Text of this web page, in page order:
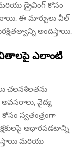
డ్రైవింగ్ కోసం
ఈ మార్పులు వీల్
అందిస్తాయి.
ఎలాంటి
చలనశీలతను
అవసరాలు, వైద్య
స్వతంత్రంగా
ఆధారపడటాన్ని
మరియు